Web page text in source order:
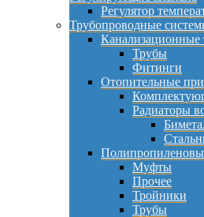
Регулятор
Трубопроводные
Канализационные
Трубы
Фитинги
Отопительные
Радиаторы
Муфты
Прочее
Тройники
Трубы